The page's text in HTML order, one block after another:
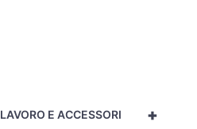
+
E ACCESSORI